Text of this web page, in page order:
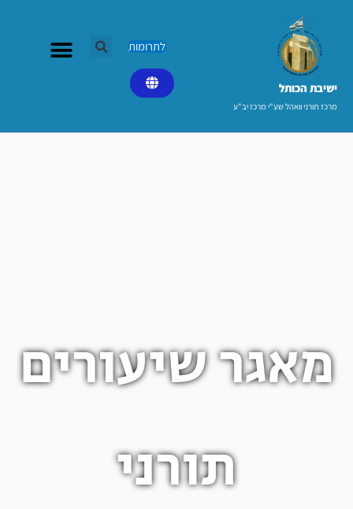
ישיבת הכותל​
מרכז תורני וואהל שע"י מרכז יב"ע
לתרומות
מאגר שיעורים
תורני